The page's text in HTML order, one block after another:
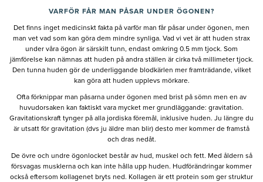
VARFÖR FÅR MAN PÅSAR UNDER ÖGONEN?
Det finns inget medicinskt fakta på varför man får påsar under ögonen, men
man vet vad som kan göra dem mindre synliga. Vad vi vet är att huden strax
under våra ögon är särskilt tunn, endast omkring 0.5 mm tjock. Som
jämförelse kan nämnas att huden på andra ställen är cirka två millimeter tjock.
Den tunna huden gör de underliggande blodkärlen mer framträdande, vilket
kan göra att huden upplevs mörkare.
Ofta förknippar man påsarna under ögonen med brist på sömn men en av
huvudorsaken kan faktiskt vara mycket mer grundläggande: gravitation.
Gravitationskraft tynger på alla jordiska föremål, inklusive huden. Ju längre du
är utsatt för gravitation (dvs ju äldre man blir) desto mer kommer de framstå
och dras nedåt.
De övre och undre ögonlocket består av hud, muskel och fett. Med åldern så
försvagas musklerna och kan inte hålla upp huden. Hudförändringar kommer
också eftersom kollagenet bryts ned. Kollagen är ett protein som ger struktur